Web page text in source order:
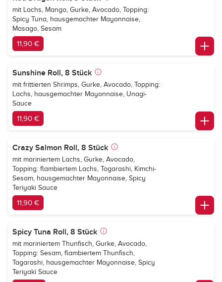
mit Lachs, Mango, Gurke, Avocado, Topping:
Spicy Tuna, hausgemachter Mayonnaise,
Masago, Sesam
11,90 €
Sunshine Roll, 8 Stück
mit frittierten Shrimps, Gurke, Avocado, Topping:
Lachs, hausgemachter Mayonnaise, Unagi-
Sauce
11,90 €
Crazy Salmon Roll, 8 Stück
mit mariniertem Lachs, Gurke, Avocado,
Topping: flambiertem Lachs, Togarashi, Kimchi-
Sesam, hausgemachter Mayonnaise, Spicy
Teriyaki Sauce
11,90 €
Spicy Tuna Roll, 8 Stück
mit mariniertem Thunfisch, Gurke, Avocado,
Topping: Sesam, flambiertem Thunfisch,
Tagarashi, hausgemachter Mayonnaise, Spicy
Teriyaki Sauce